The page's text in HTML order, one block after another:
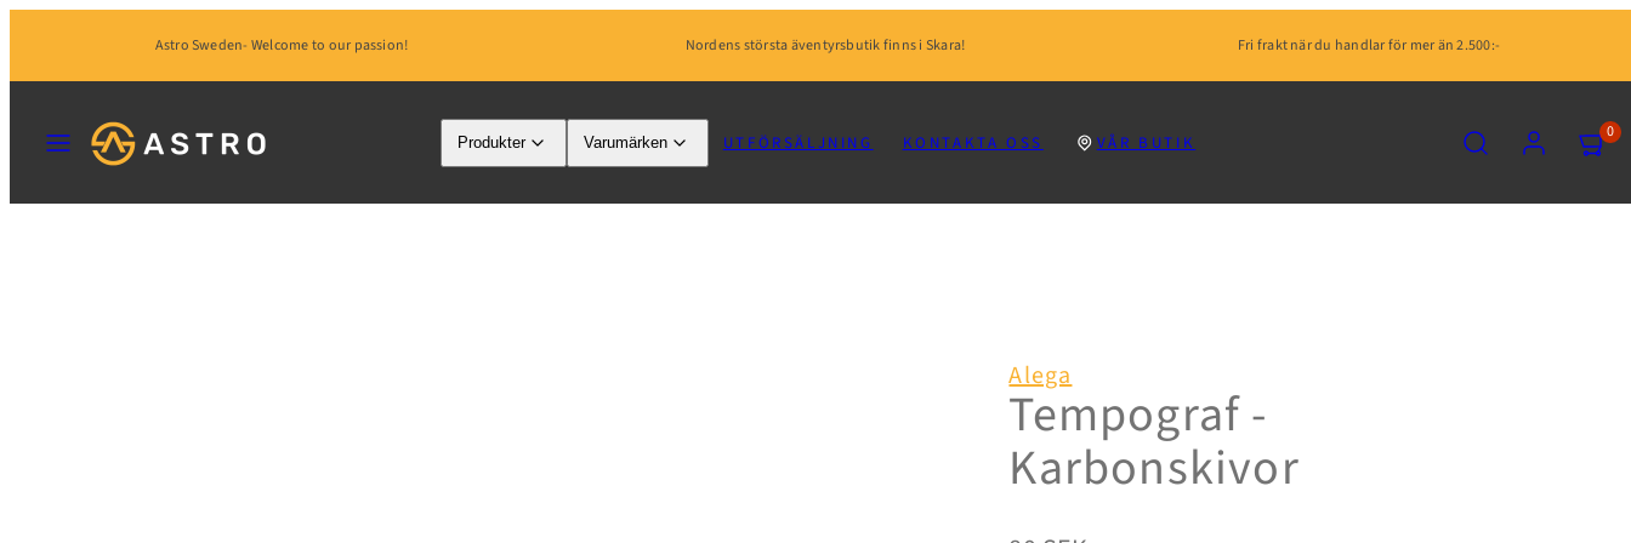
Astro Sweden- Welcome to our passion! Nordens största äventyrsbutik finns i Skara! Fri frakt när du handlar för mer än 2.500:-
Produkter Varumärken UTFÖRSÄLJNING KONTAKTA OSS VÅR BUTIK
VISA
MIN
0
Alega
Tempograf -
Karbonskivor